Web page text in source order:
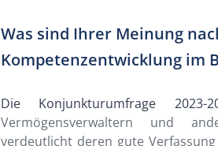
Was sind Ihrer Meinung
Kompetenzentwicklung im
Die Konjunkturumfrage 2023-
Vermögensverwaltern und
verdeutlicht deren gute